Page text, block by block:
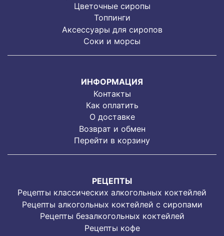
Цветочные сиропы
Топпинги
Аксессуары для сиропов
Соки и морсы
ИНФОРМАЦИЯ
Контакты
Как оплатить
О доставке
Возврат и обмен
Перейти в корзину
РЕЦЕПТЫ
Рецепты классических алкогольных коктейлей
Рецепты алкогольных коктейлей с сиропами
Рецепты безалкогольных коктейлей
Рецепты кофе